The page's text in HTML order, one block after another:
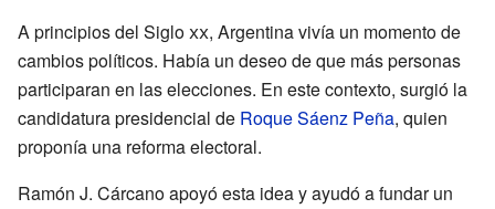
A principios del Sigloxx, Argentina vivía un momento de
cambios políticos. Había un deseo de que más personas
participaran en las elecciones. En este contexto, surgió la
candidatura presidencial de Roque Sáenz Peña, quien
proponía una reforma electoral.
Ramón J. Cárcano apoyó esta idea y ayudó a fundar un